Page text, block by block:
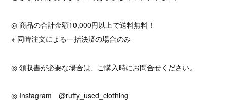
◎ 商品の合計金額10,000円以上で送料無料！
※ 同時注文による一括決済の場合のみ
◎ 領収書が必要な場合は、ご購入時にお問合せください。
◎ Instagram @ruffy_used_clothing